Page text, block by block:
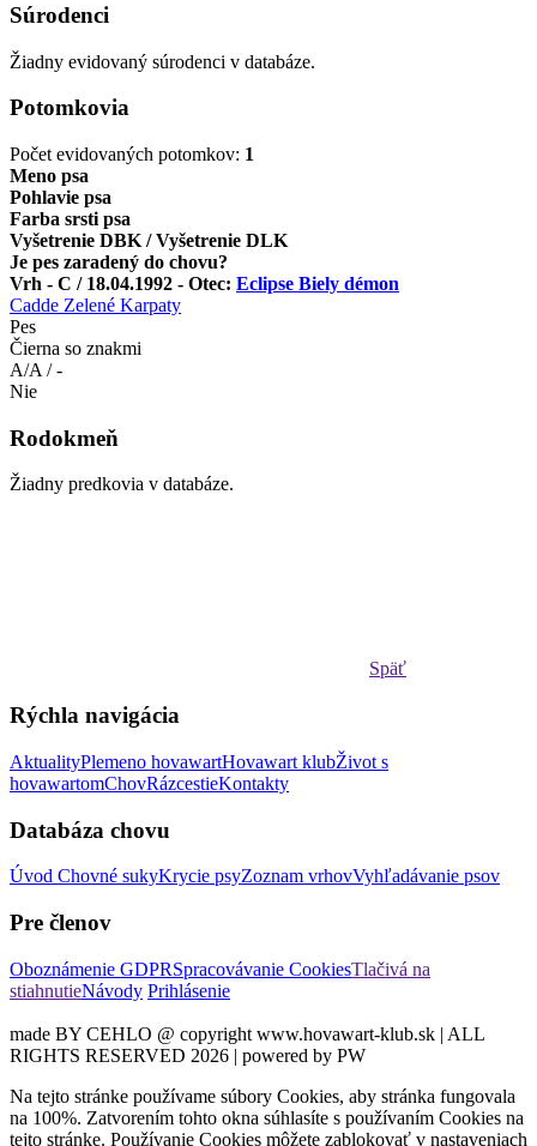
Súrodenci
Žiadny evidovaný súrodenci v databáze.
Potomkovia
Počet evidovaných potomkov: 1
Meno psa
Pohlavie psa
Farba srsti psa
Vyšetrenie DBK / Vyšetrenie DLK
Je pes zaradený do chovu?
Vrh - C / 18.04.1992 - Otec: Eclipse Biely démon
Cadde Zelené Karpaty
Pes
Čierna so znakmi
A/A / -
Nie
Rodokmeň
Žiadny predkovia v databáze.
Späť
Rýchla navigácia
AktualityPlemeno hovawartHovawart klubŽivot s
hovawartomChovRázcestieKontakty
Databáza chovu
Úvod Chovné sukyKrycie psyZoznam vrhovVyhľadávanie psov
Pre členov
Oboznámenie GDPRSpracovávanie CookiesTlačivá na
stiahnutieNávody Prihlásenie
made BY CEHLO @ copyright www.hovawart-klub.sk | ALL
RIGHTS RESERVED 2026 | powered by PW
Na tejto stránke používame súbory Cookies, aby stránka fungovala
na 100%. Zatvorením tohto okna súhlasíte s používaním Cookies na
tejto stránke. Používanie Cookies môžete zablokovať v nastaveniach